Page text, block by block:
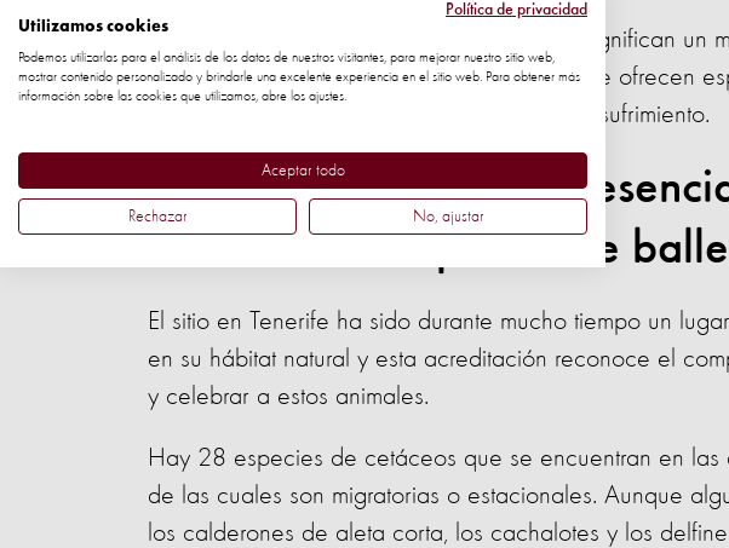
Los dos lugares reconocidos el día de hoy significan un
atracciones de animales marinos cautivos que ofrecen
someten a los animales a vidas de miseria y sufrimiento.
Una oportunidad de
variedad de especies de
El sitio en Tenerife ha sido durante mucho tiempo un
en su hábitat natural y esta acreditación reconoce el
y celebrar a estos animales.
Hay 28 especies de cetáceos que se encuentran en
de las cuales son migratorias o estacionales. Aunque
los calderones de aleta corta, los cachalotes y los
Política de privacidad
Utilizamos cookies
Podemos utilizarlas para el análisis de los datos de nuestros visitantes, para mejorar nuestro sitio web,
mostrar contenido personalizado y brindarle una excelente experiencia en el sitio web. Para obtener más
información sobre las cookies que utilizamos, abre los ajustes.
Aceptar todo
Rechazar No, ajustar